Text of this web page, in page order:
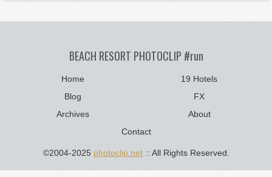
BEACH RESORT PHOTOCLIP #run
Home
19 Hotels
Blog
FX
Archives
About
Contact
©2004-2025 photoclip.net:: All Rights Reserved.